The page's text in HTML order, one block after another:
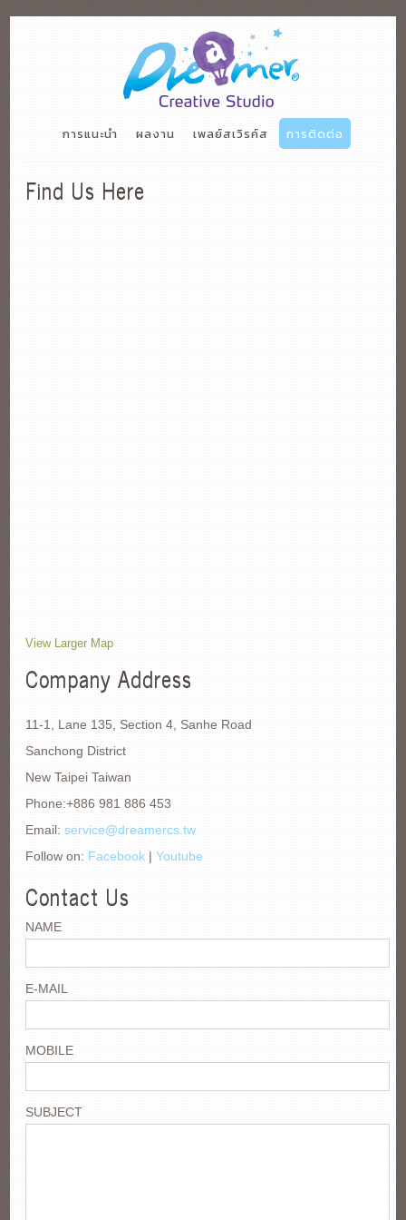
การแนะนำ ผลงาน เพลย์สเวิรค์ส การติดต่อ
Find Us Here
View Larger Map
Company Address
11-1, Lane 135, Section 4, Sanhe Road
Sanchong District
New Taipei Taiwan
Phone:+886 981 886 453
Email:service@dreamercs.tw
Follow on: Facebook |Youtube
Contact Us
NAME
E-MAIL
MOBILE
SUBJECT